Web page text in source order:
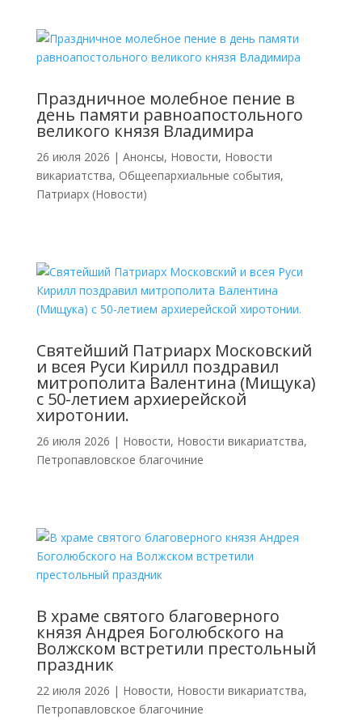
Праздничное молебное пение в
день памяти равноапостольного
великого князя Владимира
26 июля 2026 | Анонсы, Новости, Новости
викариатства, Общеепархиальные события,
Патриарх (Новости)
Святейший Патриарх Московский
и всея Руси Кирилл поздравил
митрополита Валентина (Мищука)
с 50-летием архиерейской
хиротонии.
26 июля 2026 | Новости, Новости викариатства,
Петропавловское благочиние
В храме святого благоверного
князя Андрея Боголюбского на
Волжском встретили престольный
праздник
22 июля 2026 | Новости, Новости викариатства,
Петропавловское благочиние